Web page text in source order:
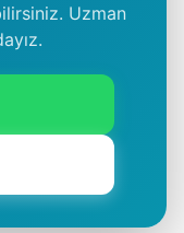
Uzman